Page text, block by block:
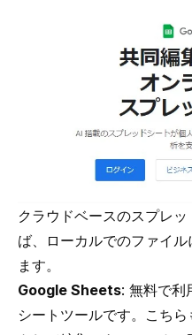
クラウドベースのスプレ
ば、ローカルでのファイ
ます。
Google Sheets: 無料で利
シートツールです。こち